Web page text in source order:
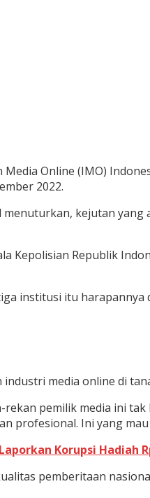
Media Online (IMO)
2022.
menuturkan, kejutan
Kepolisian Republik
institusi itu
media online di
pemilik media ini
profesional. Ini yang
Korupsi Hadiah
pemberitaan